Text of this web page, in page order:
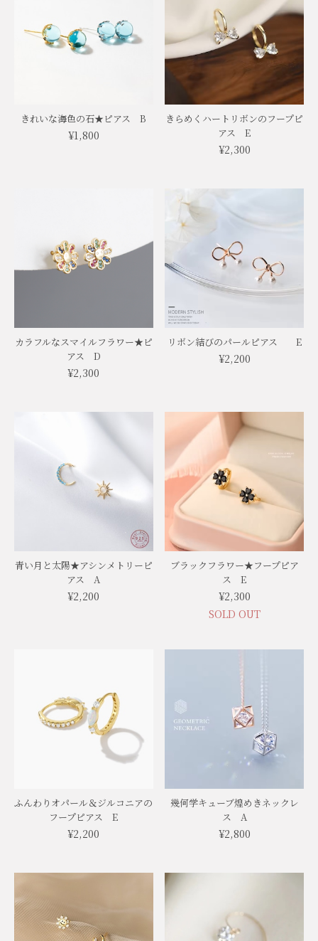
きれいな海色の石★ピアス B
¥1,800
きらめくハートリボンのフープピ
アス E
¥2,300
カラフルなスマイルフラワー★ピ
アス D
¥2,300
リボン結びのパールピアス E
¥2,200
青い月と太陽★アシンメトリーピ
アス A
¥2,200
ブラックフラワー★フープピア
ス E
¥2,300
SOLD OUT
ふんわりオパール＆ジルコニアの
フープピアス E
¥2,200
幾何学キューブ煌めきネックレ
ス A
¥2,800